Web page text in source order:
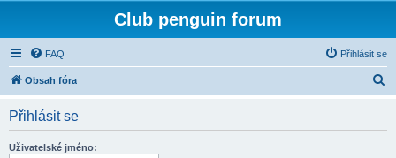
Club penguin forum
FAQ Přihlásit se
Obsah fóra
Přihlásit se
Uživatelské jméno: